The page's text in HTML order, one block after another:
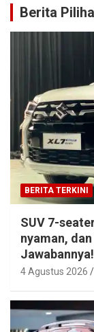
Berita
BERITA TERKINI
SUV 7-
nyaman,
Jawabannya!
4 Agustus 2026